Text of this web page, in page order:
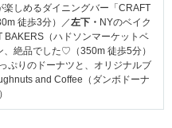
しめるダイニングバー「CRAFT
徒歩3分）／左下・ NYのベイク
BAKERS（ハドソンマーケットベ
絶品でした♡（350m 徒歩5分）
ぷりのドーナツと、オリジナルブ
and Coffee（ダンボドーナ